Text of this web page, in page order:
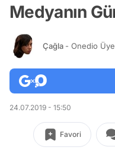
Medyanın
Çağla - Onedio
24.07.2019 - 15:50
Favori